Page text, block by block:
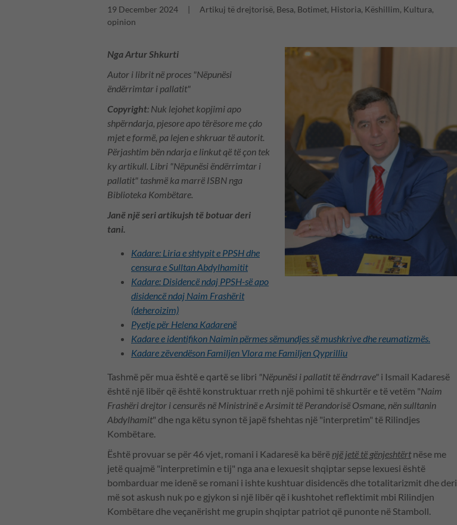
19 December 2024
Artikuj të drejtorisë, Besa, Botimet, Historia, Këshillim, Kultura,
opinion
Nga Artur Shkurti
Autor i librit në proces "Nëpunësi
ëndërrimtar i pallatit"
Copyright: Nuk lejohet kopjimi apo
shpërndarja, pjesore apo tërësore me çdo
mjet e formë, pa lejen e shkruar të autorit.
Përjashtim bën ndarja e linkut që të çon tek
ky artikull. Libri "Nëpunësi ëndërrimtar i
pallatit" tashmë ka marrë ISBN nga
Biblioteka Kombëtare.
Janë një seri artikujsh të botuar deri
tani.
Kadare: Liria e shtypit e PPSH dhe
censura e Sulltan Abdylhamitit
Kadare: Disidencë ndaj PPSH-së apo
disidencë ndaj Naim Frashërit
(deheroizim)
Pyetje për Helena Kadarenë
Kadare e identifikon Naimin përmes sëmundjes së mushkrive dhe reumatizmës.
Kadare zëvendëson Familjen Vlora me Familjen Qyprilliu
Tashmë për mua është e qartë se libri "Nëpunësi i pallatit të ëndrrave" i Ismail Kadaresë
është një libër që është konstruktuar rreth një pohimi të shkurtër e të vetëm "Naim
Frashëri drejtor i censurës në Ministrinë e Arsimit të Perandorisë Osmane, nën sulltanin
Abdylhamit" dhe nga këtu synon të japë fshehtas një "interpretim" të Rilindjes
Kombëtare.
Është provuar se për 46 vjet, romani i Kadaresë ka bërë një jetë të gënjeshtërtnëse me
jetë quajmë "interpretimin e tij" nga ana e lexuesit shqiptar sepse lexuesi është
bombarduar me idenë se romani i ishte kushtuar disidencës dhe totalitarizmit dhe deri
më sot askush nuk po e gjykon si një libër që i kushtohet reflektimit mbi Rilindjen
Kombëtare dhe veçanërisht me grupin shqiptar patriot që punonte në Stamboll.